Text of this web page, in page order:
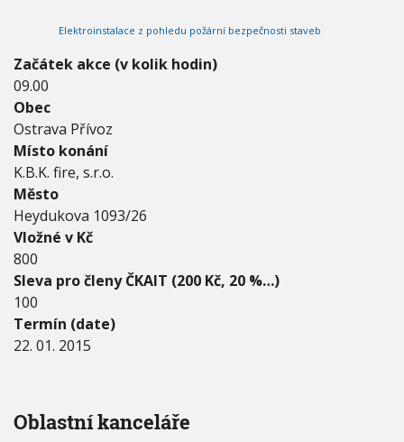
E
5
-
2
2
.
0
1
.
2
0
1
5
Elektroinstalace z pohledu požární bezpečnosti staveb
Začátek akce (v kolik hodin)
09.00
Obec
Ostrava Přívoz
Místo konání
K.B.K. fire, s.r.o.
Město
Heydukova 1093/26
Vložné v Kč
800
Sleva pro členy ČKAIT (200 Kč, 20 %…)
100
Termín (date)
22. 01. 2015
Oblastní kanceláře